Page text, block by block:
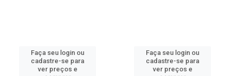
Faça seu login ou
cadastre-se para
ver preços e
Faça seu login ou
cadastre-se para
ver preços e